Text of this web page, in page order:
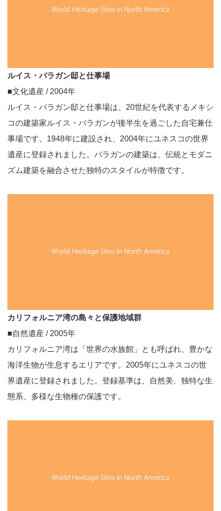
ルイス・バラガン邸と仕事場
■文化遺産 / 2004年
ルイス・バラガン邸と仕事場は、20世紀を代表するメキシ
コの建築家ルイス・バラガンが後半生を過ごした自宅兼仕
事場です。1948年に建設され、2004年にユネスコの世界
遺産に登録されました。バラガンの建築は、伝統とモダニ
ズム建築を融合させた独特のスタイルが特徴です。
カリフォルニア湾の島々と保護地域群
■自然遺産 / 2005年
カリフォルニア湾は「世界の水族館」とも呼ばれ、豊かな
海洋生物が生息するエリアです。2005年にユネスコの世
界遺産に登録されました。登録基準は、自然美、独特な生
態系、多様な生物種の保護です。